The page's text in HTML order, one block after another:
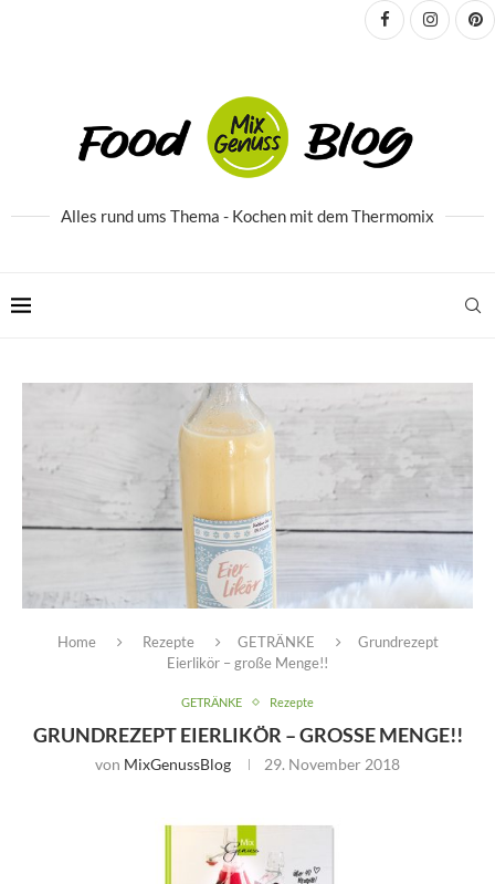
Alles rund ums Thema - Kochen mit dem Thermomix
Home Rezepte GETRÄNKE
Grundrezept
Eierlikör – große Menge!!
GETRÄNKE Rezepte
GRUNDREZEPT EIERLIKÖR – GROSSE MENGE!!
von MixGenussBlog 29. November 2018